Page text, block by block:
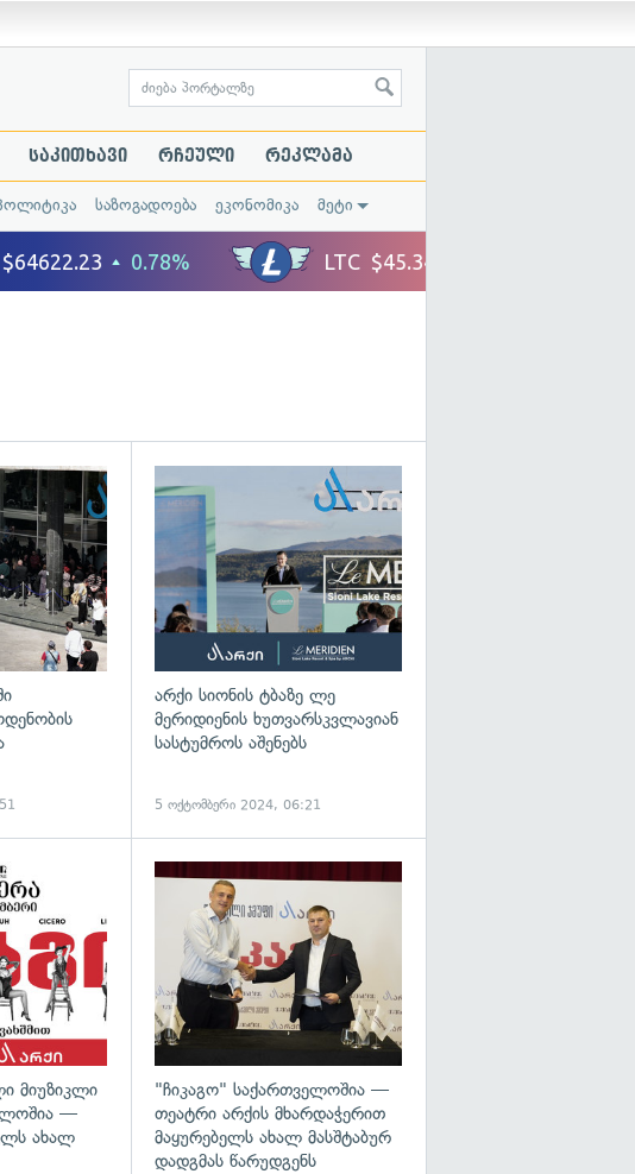
საკითხავი რჩეული რეკლამა
საზოგადოება ეკონომიკა მეტი
არქი სიონის ტბაზე ლე
მერიდიენის ხუთვარსკვლავიან
სასტუმროს აშენებს
5 ოქტომბერი 2024, 06:21
მიუზიკლი
—
ახალ
"ჩიკაგო" საქართველოშია —
თეატრი არქის მხარდაჭერით
მაყურებელს ახალ მასშტაბურ
დადგმას წარუდგენს